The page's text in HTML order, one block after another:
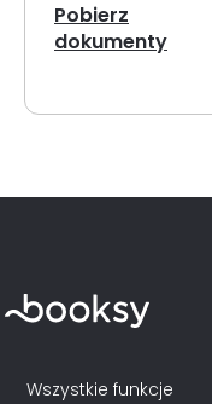
Pobierz
dokumenty
Wszystkie funkcje